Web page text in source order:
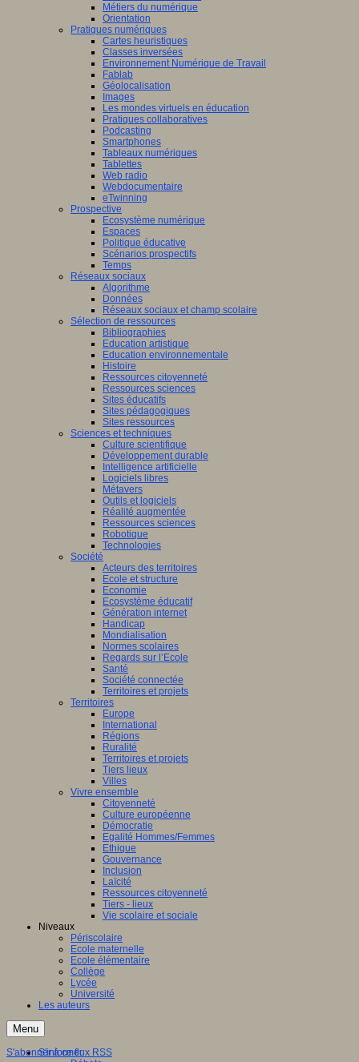
Métiers du numérique
Orientation
Pratiques numériques
Cartes heuristiques
Classes inversées
Environnement Numérique de Travail
Fablab
Géolocalisation
Images
Les mondes virtuels en éducation
Pratiques collaboratives
Podcasting
Smartphones
Tableaux numériques
Tablettes
Web radio
Webdocumentaire
eTwinning
Prospective
Ecosystème numérique
Espaces
Politique éducative
Scénarios prospectifs
Temps
Réseaux sociaux
Algorithme
Données
Réseaux sociaux et champ scolaire
Sélection de ressources
Bibliographies
Education artistique
Education environnementale
Histoire
Ressources citoyenneté
Ressources sciences
Sites éducatifs
Sites pédagogiques
Sites ressources
Sciences et techniques
Culture scientifique
Développement durable
Intelligence artificielle
Logiciels libres
Métavers
Outils et logiciels
Réalité augmentée
Ressources sciences
Robotique
Technologies
Société
Acteurs des territoires
Ecole et structure
Economie
Ecosystème éducatif
Génération internet
Handicap
Mondialisation
Normes scolaires
Regards sur l’Ecole
Santé
Société connectée
Territoires et projets
Territoires
Europe
International
Régions
Ruralité
Territoires et projets
Tiers lieux
Villes
Vivre ensemble
Citoyenneté
Culture européenne
Démocratie
Egalité Hommes/Femmes
Ethique
Gouvernance
Inclusion
Laïcité
Ressources citoyenneté
Tiers - lieux
Vie scolaire et sociale
Niveaux
Périscolaire
Ecole maternelle
Ecole élémentaire
Collège
Lycée
Université
Les auteurs
Menu
S'informer
S'abonner à ce flux RSS